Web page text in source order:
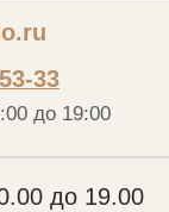
Гардеробные
Рейки
Мебель в ванную